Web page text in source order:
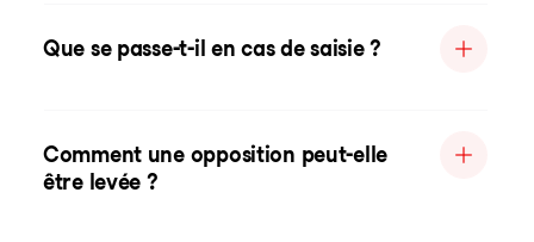
Que se passe-t-il en cas de saisie ?
Comment une opposition peut-elle
être levée ?